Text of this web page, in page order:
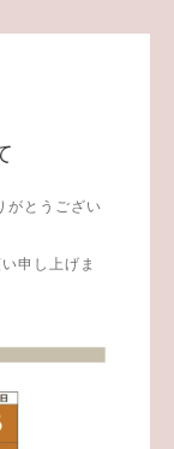
がとうござい
申し上げま